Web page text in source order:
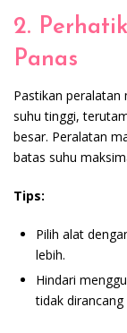
2.
Panas
Pastikan peralatan
suhu tinggi,
besar. Peralatan
batas suhu
Tips:
Pilih alat
lebih.
Hindari
tidak dirancang